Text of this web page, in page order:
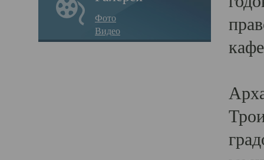
Фото
Видео